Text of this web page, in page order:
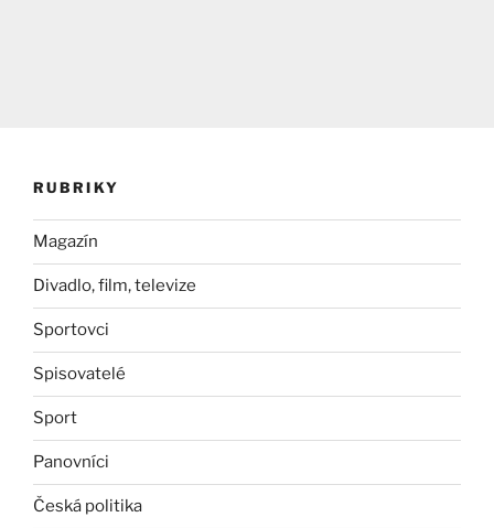
RUBRIKY
Magazín
Divadlo, film, televize
Sportovci
Spisovatelé
Sport
Panovníci
Česká politika